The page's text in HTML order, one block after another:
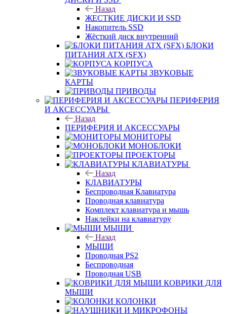
Назад
ЖЕСТКИЕ ДИСКИ И SSD
Накопитель SSD
Жёсткий диск внутренний
БЛОКИ
ПИТАНИЯ ATX (SFX)
КОРПУСА
ЗВУКОВЫЕ
КАРТЫ
ПРИВОДЫ
ПЕРИФЕРИЯ
И АКСЕССУАРЫ
Назад
ПЕРИФЕРИЯ И АКСЕССУАРЫ
МОНИТОРЫ
МОНОБЛОКИ
ПРОЕКТОРЫ
КЛАВИАТУРЫ
Назад
КЛАВИАТУРЫ
Беспроводная Клавиатура
Проводная клавиатура
Комплект клавиатура и мышь
Наклейки на клавиатуру
МЫШИ
Назад
МЫШИ
Проводная PS2
Беспроводная
Проводная USB
КОВРИКИ ДЛЯ
МЫШИ
КОЛОНКИ